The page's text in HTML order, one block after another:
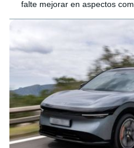
falte mejorar en aspectos